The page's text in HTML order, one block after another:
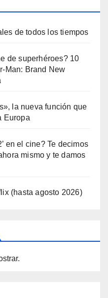
de todos los tiempos
de superhéroes? 10
Man: Brand New
la nueva función que
Europa
en el cine? Te decimos
mismo y te damos
(hasta agosto 2026)